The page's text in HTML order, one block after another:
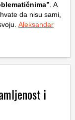
. A
da nisu sami,
Aleksandar
i